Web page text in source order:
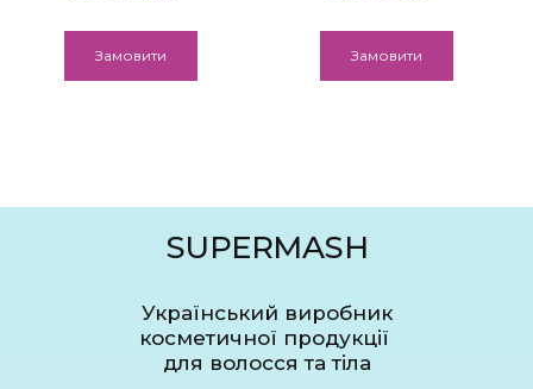
Замовити Замовити
SUPERMASH
Український виробник
косметичної продукції
для волосся та тіла